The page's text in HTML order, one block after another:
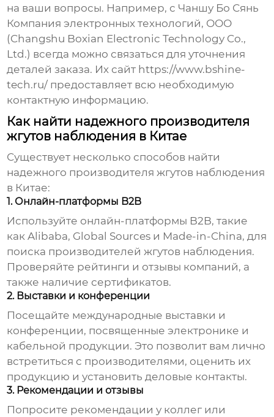
на ваши вопросы. Например, с Чаншу Бо Сянь
Компания электронных технологий, ООО
(Changshu Boxian Electronic Technology Co.,
Ltd.) всегда можно связаться для уточнения
деталей заказа. Их сайт https://www.bshine-
tech.ru/ предоставляет всю необходимую
контактную информацию.
Как найти надежного производителя
жгутов наблюдения в Китае
Существует несколько способов найти
надежного производителя жгутов наблюдения
в Китае:
1. Онлайн-платформы B2B
Используйте онлайн-платформы B2B, такие
как Alibaba, Global Sources и Made-in-China, для
поиска производителей жгутов наблюдения.
Проверяйте рейтинги и отзывы компаний, а
также наличие сертификатов.
2. Выставки и конференции
Посещайте международные выставки и
конференции, посвященные электронике и
кабельной продукции. Это позволит вам лично
встретиться с производителями, оценить их
продукцию и установить деловые контакты.
3. Рекомендации и отзывы
Попросите рекомендации у коллег или